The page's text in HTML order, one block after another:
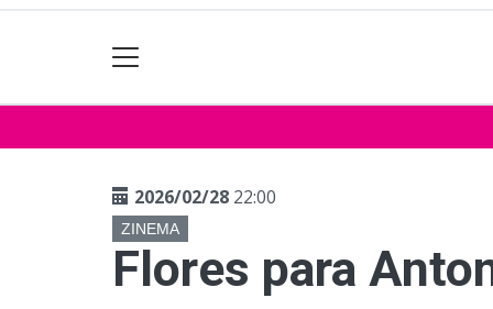
2026/02/28 22:00
ZINEMA
Flores para